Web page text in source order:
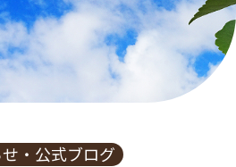
・公式ブログ